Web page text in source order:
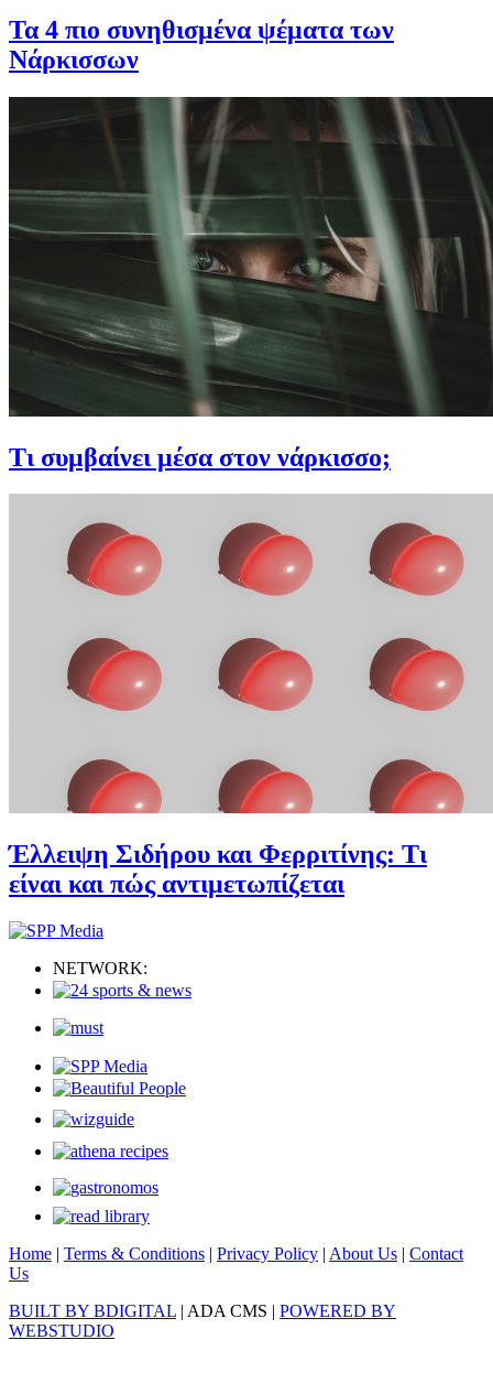
Τα 4 πιο συνηθισμένα ψέματα των
Νάρκισσων
Τι συμβαίνει μέσα στον νάρκισσο;
Έλλειψη Σιδήρου και Φερριτίνης: Τι
είναι και πώς αντιμετωπίζεται
NETWORK:
Home | Terms & Conditions | Privacy Policy | About Us | Contact
Us
BUILT BY BDIGITAL | ADA CMS | POWERED BY
WEBSTUDIO